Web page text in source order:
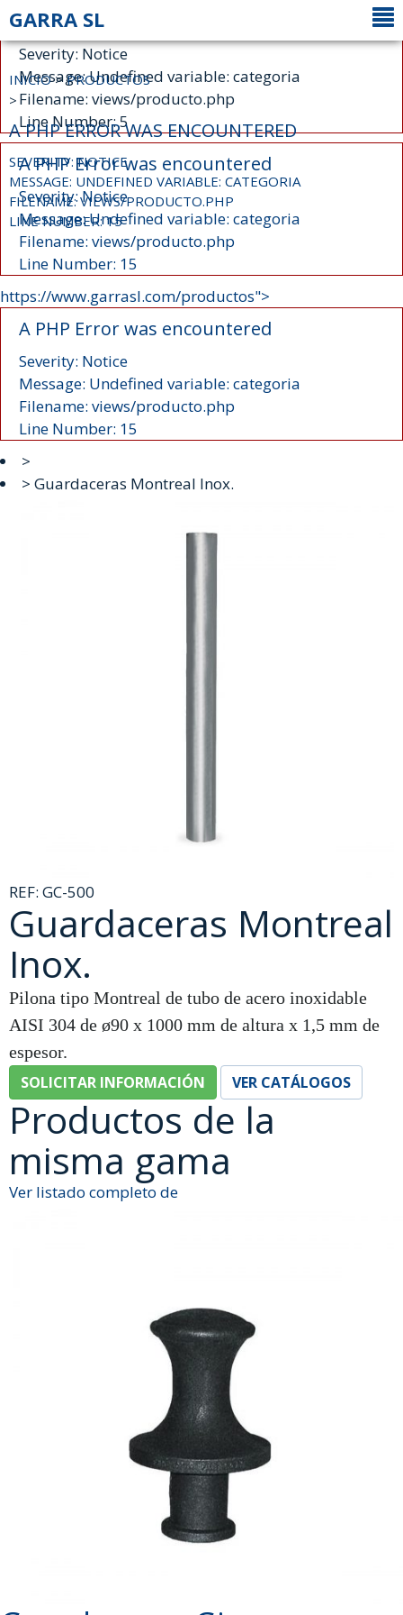
A PHP Error was encountered
Severity: Notice
Message: Undefined variable: categoria
Filename: views/producto.php
Line Number: 5
GARRA SL
INICIO >PRODUCTOS
>
A PHP ERROR WAS ENCOUNTERED
SEVERITY: NOTICE
MESSAGE: UNDEFINED VARIABLE: CATEGORIA
FILENAME: VIEWS/PRODUCTO.PHP
LINE NUMBER: 15
A PHP Error was encountered
Severity: Notice
Message: Undefined variable: categoria
Filename: views/producto.php
Line Number: 15
https://www.garrasl.com/productos">
A PHP Error was encountered
Severity: Notice
Message: Undefined variable: categoria
Filename: views/producto.php
Line Number: 15
>
> Guardaceras Montreal Inox.
REF: GC-500
Guardaceras Montreal
Inox.
Pilona tipo Montreal de tubo de acero inoxidable
AISI 304 de ø90 x 1000 mm de altura x 1,5 mm de
espesor.
SOLICITAR INFORMACIÓN
VER CATÁLOGOS
Productos de la
misma gama
Ver listado completo de